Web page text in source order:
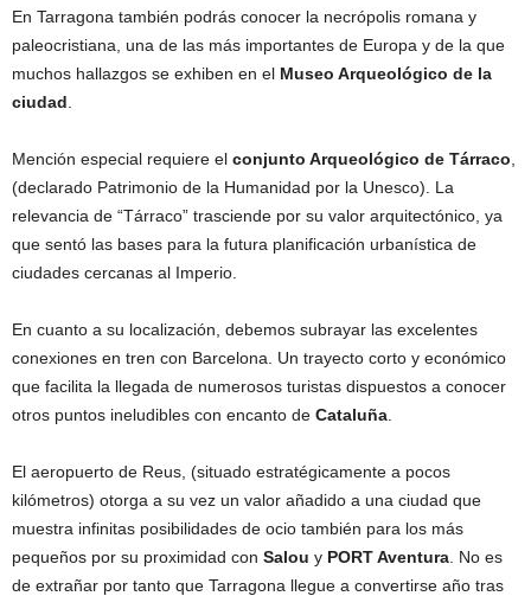
En Tarragona también podrás conocer la necrópolis romana y
paleocristiana, una de las más importantes de Europa y de la que
muchos hallazgos se exhiben en el Museo Arqueológico de la
ciudad
Mención especial requiere el conjunto Arqueológico de Tárraco
(declarado Patrimonio de la Humanidad por la Unesco). La
relevancia de “Tárraco” trasciende por su valor arquitectónico, ya
que sentó las bases para la futura planificación urbanística de
ciudades cercanas al Imperio.
En cuanto a su localización, debemos subrayar las excelentes
conexiones en tren con Barcelona. Un trayecto corto y económico
que facilita la llegada de numerosos turistas dispuestos a conocer
otros puntos ineludibles con encanto de Cataluña
El aeropuerto de Reus, (situado estratégicamente a pocos
kilómetros) otorga a su vez un valor añadido a una ciudad que
muestra infinitas posibilidades de ocio también para los más
pequeños por su proximidad con Salou y PORT Aventura . No es
de extrañar por tanto que Tarragona llegue a convertirse año tras